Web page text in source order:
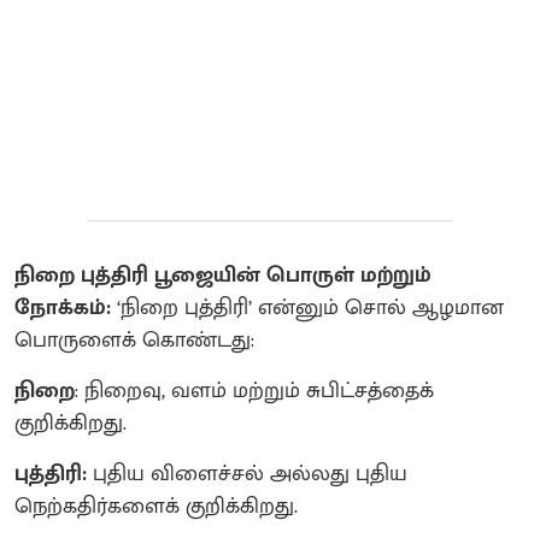
நிறை புத்திரி பூஜையின் பொருள் மற்றும்
நோக்கம்:‘நிறை புத்திரி’ என்னும் சொல் ஆழமான
பொருளைக் கொண்டது:
நிறை: நிறைவு, வளம் மற்றும் சுபிட்சத்தைக்
குறிக்கிறது.
புத்திரி: புதிய விளைச்சல் அல்லது புதிய
நெற்கதிர்களைக் குறிக்கிறது.